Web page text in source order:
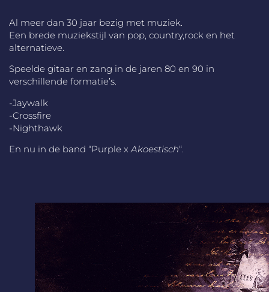
Al meer dan 30 jaar bezig met muziek.
Een brede muziekstijl van pop, country,rock en het
alternatieve.
Speelde gitaar en zang in de jaren 80 en 90 in
verschillende formatie’s.
-Jaywalk
-Crossfire
-Nighthawk
En nu in de band “Purple xAkoestisch“.